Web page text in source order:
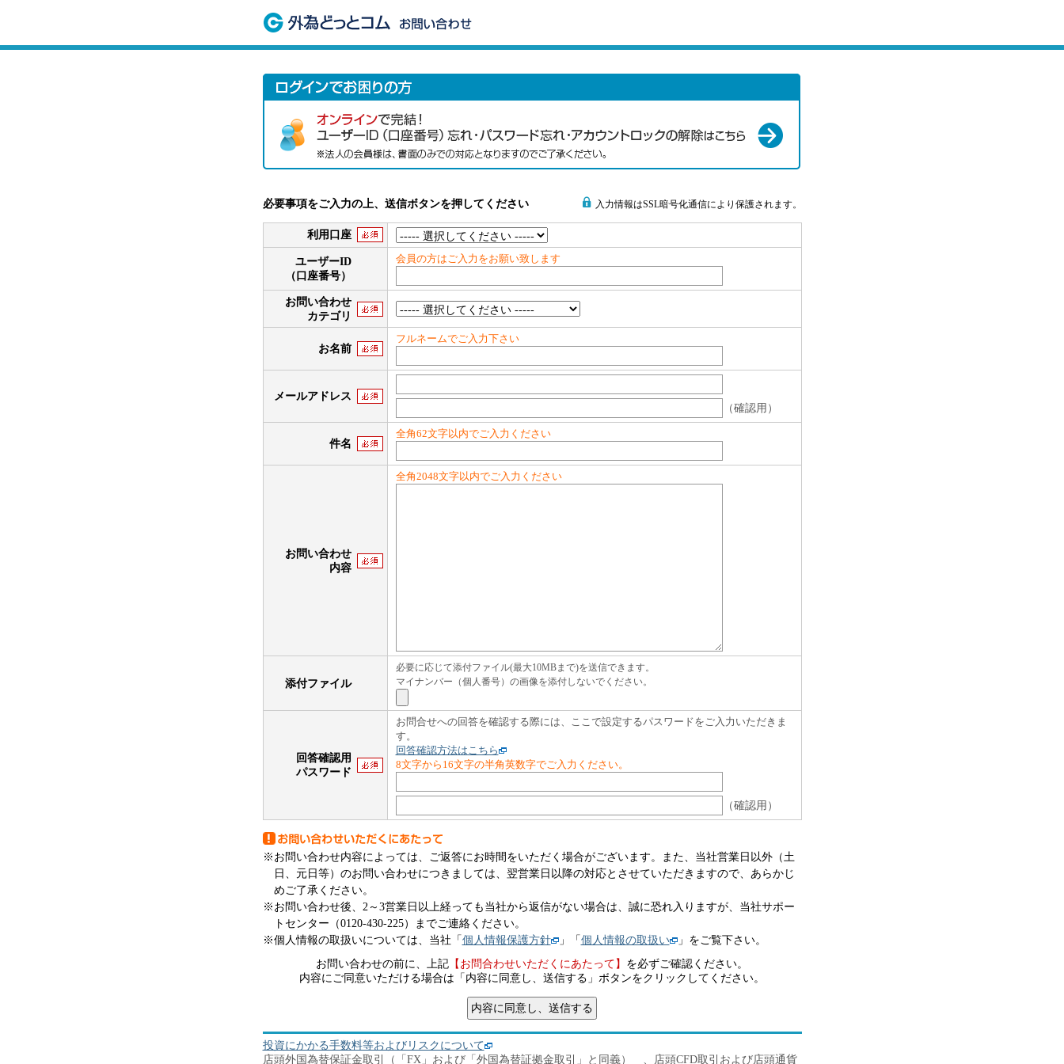
入力情報はSSL暗号化通信により保護されます。
必要事項をご入力の上、送信ボタンを押してください
利用口座
ユーザーID
（口座番号）
会員の方はご入力をお願い致します
お問い合わせ
カテゴリ
お名前
フルネームでご入力下さい
メールアドレス
（確認用）
件名
全角62文字以内でご入力ください
お問い合わせ
内容
全角2048文字以内でご入力ください
添付ファイル
必要に応じて添付ファイル(最大10MBまで)を送信できます。
マイナンバー（個人番号）の画像を添付しないでください。
回答確認用
パスワード
お問合せへの回答を確認する際には、ここで設定するパスワードをご入力いただきま
す。
回答確認方法はこちら
8文字から16文字の半角英数字でご入力ください。
（確認用）
※お問い合わせ内容によっては、ご返答にお時間をいただく場合がございます。また、当社営業日以外（土
日、元日等）のお問い合わせにつきましては、翌営業日以降の対応とさせていただきますので、あらかじ
めご了承ください。
※お問い合わせ後、2～3営業日以上経っても当社から返信がない場合は、誠に恐れ入りますが、当社サポー
トセンター（0120-430-225）までご連絡ください。
※個人情報の取扱いについては、当社「個人情報保護方針 」「個人情報の取扱い
」をご覧下さい。
お問い合わせの前に、上記【お問合わせいただくにあたって】 を必ずご確認ください。
内容にご同意いただける場合は「内容に同意し、送信する」ボタンをクリックしてください。
投資にかかる手数料等およびリスクについて
店頭外国為替保証金取引（「FX」および「外国為替証拠金取引」と同義） 、店頭CFD取引および店頭通貨